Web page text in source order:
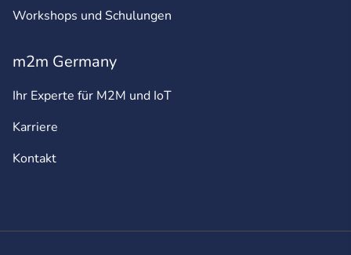
Workshops und Schulungen
m2m Germany
Ihr Experte für M2M und IoT
Karriere
Kontakt